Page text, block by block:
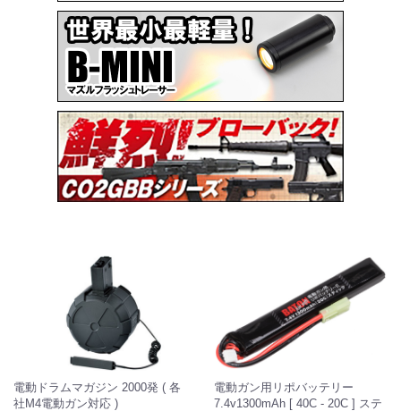
電動ドラムマガジン 2000発 ( 各
社M4電動ガン対応 )
電動ガン用リポバッテリー
7.4v1300mAh [ 40C - 20C ] ステ